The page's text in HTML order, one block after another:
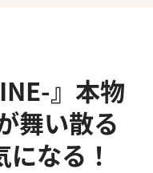
』本物
舞い散る
なる！